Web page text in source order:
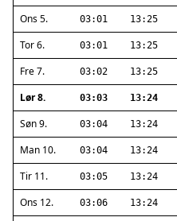
Ons 5. 03:01 13:25
Tor 6. 03:01 13:25
Fre 7. 03:02 13:25
Lør 8. 03:03 13:24
Søn 9. 03:04 13:24
Man 10. 03:04 13:24
Tir 11. 03:05 13:24
Ons 12. 03:06 13:24